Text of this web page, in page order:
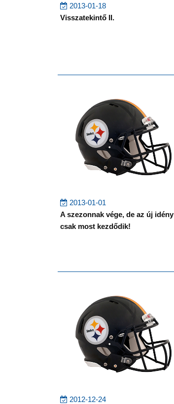
2013-01-18
Visszatekintő II.
2013-01-01
A szezonnak vége, de az új idény
csak most kezdődik!
2012-12-24